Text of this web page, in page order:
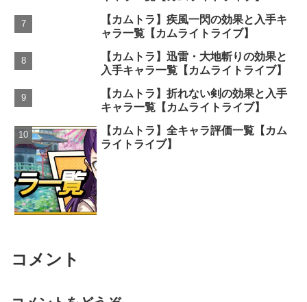
【カムトラ】疾風一閃の効果と入手キ
ャラ一覧【カムライトライブ】
【カムトラ】迅雷・大地斬りの効果と
入手キャラ一覧【カムライトライブ】
【カムトラ】折れない剣の効果と入手
キャラ一覧【カムライトライブ】
【カムトラ】全キャラ評価一覧【カム
ライトライブ】
コメント